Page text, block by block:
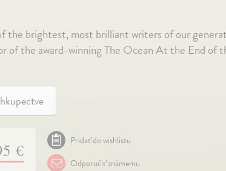
brightest, most brilliant writers of our
of the award-winning The Ocean At the End of
€
Pridať do wishlistu
Odporučiť známemu